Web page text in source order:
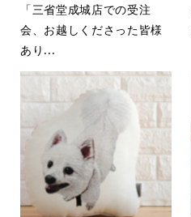
「三省堂成城店での受注
会、お越しくださった皆様
あり...